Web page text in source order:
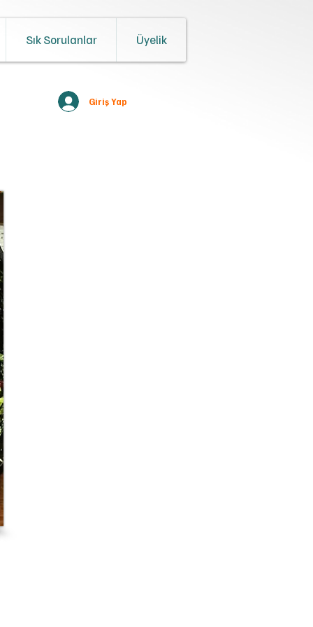
Sık Sorulanlar Üyelik
Giriş Yap